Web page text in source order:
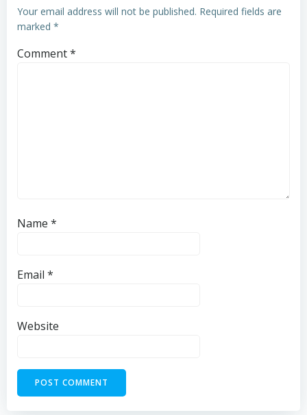
Your email address will not be published. Required fields are
marked *
Comment*
Name *
Email *
Website